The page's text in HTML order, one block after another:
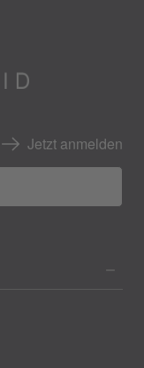
Jetzt anmelden